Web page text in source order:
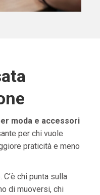
moda e accessori
per chi vuole
praticità e meno
chi punta sulla
di muoversi, chi